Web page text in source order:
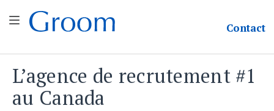
Aller
contenu
Groom et Associés Contact
L’agence de recrutement #1
au Canada